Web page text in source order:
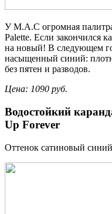
У M.A.C огромная
Palette. Если закончился
на новый! В следующем
насыщенный синий:
без пятен и разводов.
Цена: 1090 руб.
Водостойкий
Up Forever
Оттенок сатиновый синий